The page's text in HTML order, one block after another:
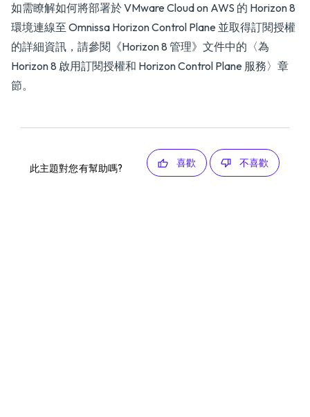
如需瞭解如何將部署於 VMware Cloud on AWS 的 Horizon 8
環境連線至 Omnissa Horizon Control Plane 並取得訂閱授權
的詳細資訊，請參閱 《Horizon 8 管理》 文件中的〈為
Horizon 8 啟用訂閱授權和 Horizon Control Plane 服務〉章
節。
此主題對您有幫助嗎? 喜歡 不喜歡